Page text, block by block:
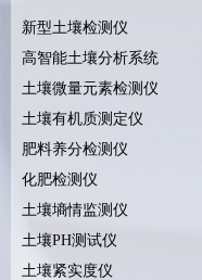
新型土壤检测仪
高智能土壤分析系统
土壤微量元素检测仪
土壤有机质测定仪
肥料养分检测仪
化肥检测仪
土壤墒情监测仪
土壤PH测试仪
土壤紧实度仪